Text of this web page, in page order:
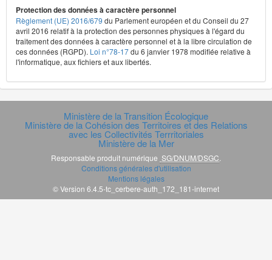
Protection des données à caractère personnel
Règlement (UE) 2016/679 du Parlement européen et du Conseil du 27
avril 2016 relatif à la protection des personnes physiques à l'égard du
traitement des données à caractère personnel et à la libre circulation de
ces données (RGPD). Loi n°78-17du 6 janvier 1978 modifiée relative à
l'informatique, aux fichiers et aux libertés.
Ministère de la Transition Écologique
Ministère de la Cohésion des Territoires et des Relations
avec les Collectivités Terrritoriales
Ministère de la Mer
Responsable produit numérique SG/DNUM/DSGC
Conditions générales d'utilisation
Mentions légales
© Version 6.4.5-tc_cerbere-auth_172_181-internet